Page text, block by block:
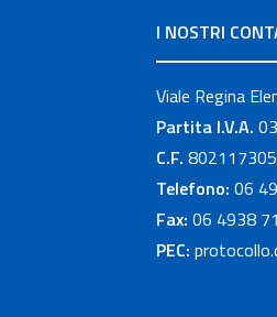
I NOSTRI
Viale Regina
Partita I.V.A.
C.F.
Telefono: 06
Fax: 06 4938
PEC: